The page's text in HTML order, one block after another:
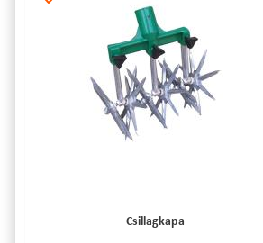
Csillagkapa